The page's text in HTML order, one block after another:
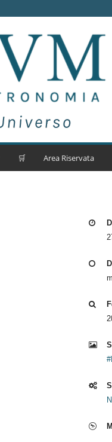
🛒 Area Riservata